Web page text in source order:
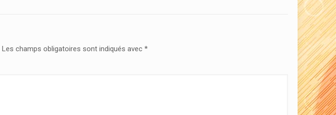
Les champs obligatoires sont indiqués avec *